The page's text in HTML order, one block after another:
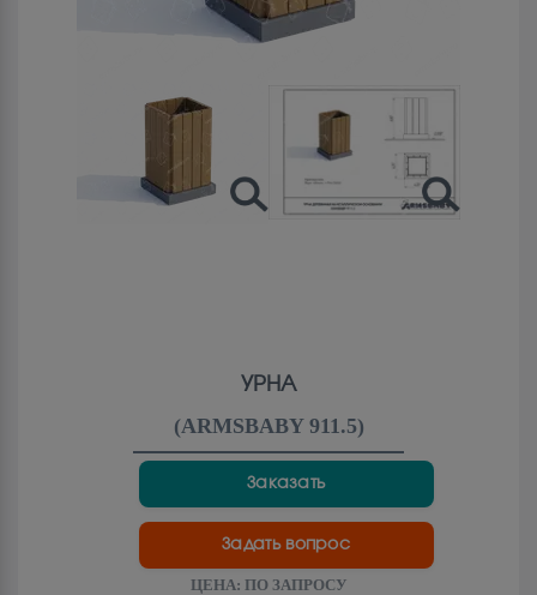
УРНА
(ARMSBABY 911.5)
Заказать
Задать вопрос
ЦЕНА: ПО ЗАПРОСУ